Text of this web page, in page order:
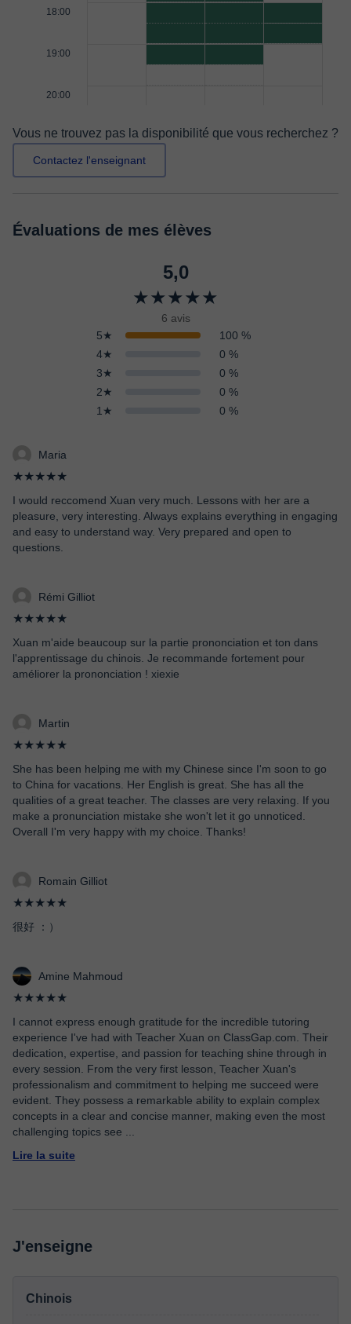
18:00
19:00
20:00
Vous ne trouvez pas la disponibilité que vous recherchez ?
Contactez l'enseignant
Évaluations de mes élèves
5,0
★★★★★
6 avis
5★
100 %
4★
0 %
3★
0 %
2★
0 %
1★
0 %
Maria
★★★★★
I would reccomend Xuan very much. Lessons with her are a
pleasure, very interesting. Always explains everything in engaging
and easy to understand way. Very prepared and open to
questions.
Rémi Gilliot
★★★★★
Xuan m'aide beaucoup sur la partie prononciation et ton dans
l'apprentissage du chinois. Je recommande fortement pour
améliorer la prononciation ! xiexie
Martin
★★★★★
She has been helping me with my Chinese since I'm soon to go
to China for vacations. Her English is great. She has all the
qualities of a great teacher. The classes are very relaxing. If you
make a pronunciation mistake she won't let it go unnoticed.
Overall I'm very happy with my choice. Thanks!
Romain Gilliot
★★★★★
很好 ：）
Amine Mahmoud
★★★★★
I cannot express enough gratitude for the incredible tutoring
experience I've had with Teacher Xuan on ClassGap.com. Their
dedication, expertise, and passion for teaching shine through in
every session. From the very first lesson, Teacher Xuan's
professionalism and commitment to helping me succeed were
evident. They possess a remarkable ability to explain complex
concepts in a clear and concise manner, making even the most
challenging topics see
Lire la suite
J'enseigne
Chinois